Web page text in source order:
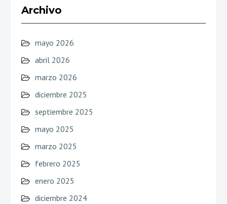
Archivo
mayo 2026
abril 2026
marzo 2026
diciembre 2025
septiembre 2025
mayo 2025
marzo 2025
febrero 2025
enero 2025
diciembre 2024